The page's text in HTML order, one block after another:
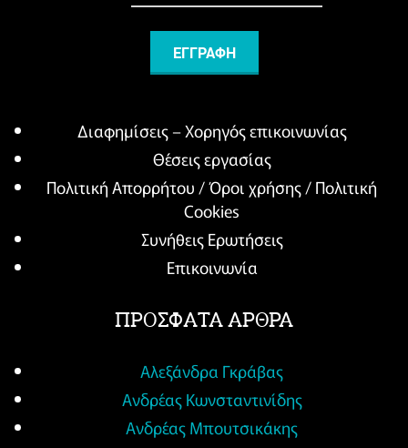
Διαφημίσεις – Χορηγός επικοινωνίας
Θέσεις εργασίας
Πολιτική Απορρήτου / Όροι χρήσης / Πολιτική
Cookies
Συνήθεις Ερωτήσεις
Επικοινωνία
ΠΡΟΣΦΑΤΑ ΑΡΘΡΑ
Αλεξάνδρα Γκράβας
Ανδρέας Κωνσταντινίδης
Ανδρέας Μπουτσικάκης